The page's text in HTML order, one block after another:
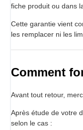
fiche produit ou dans
Cette garantie vient
les remplacer ni les
Comment
Avant tout retour,
Après étude de votre
selon le cas :